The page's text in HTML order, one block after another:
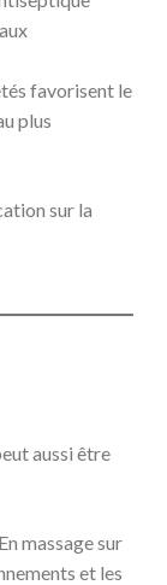
favorisent le
plus
sur la
aussi être
En massage sur
et les